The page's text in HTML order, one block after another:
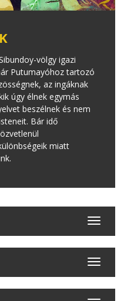
völgy igazi
Putumayóhoz tartozó
az ingáknak
úgy élnek egymás
beszélnek és nem
Bár idő
miatt
Toggle
Toggle